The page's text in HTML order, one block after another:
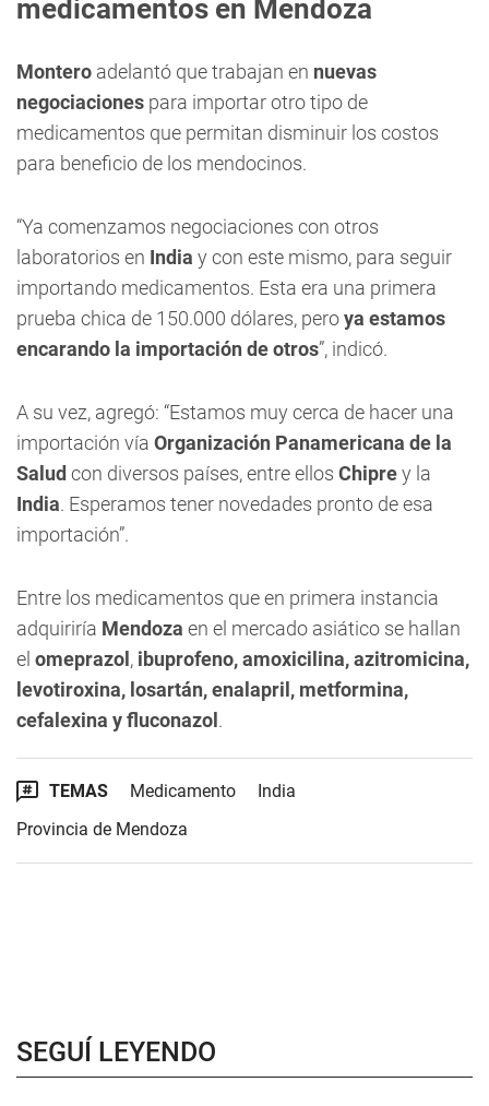
medicamentos en Mendoza
Montero adelantó que trabajan en nuevas
negociaciones para importar otro tipo de
medicamentos que permitan disminuir los costos
para beneficio de los mendocinos.
“Ya comenzamos negociaciones con otros
laboratorios en India y con este mismo, para seguir
importando medicamentos. Esta era una primera
prueba chica de 150.000 dólares, peroya estamos
encarando la importación de otros”, indicó.
A su vez, agregó: “Estamos muy cerca de hacer una
importación vía Organización Panamericana de la
Saludcon diversos países, entre ellos Chiprey la
India. Esperamos tener novedades pronto de esa
importación”.
Entre los medicamentos que en primera instancia
adquiriría Mendoza en el mercado asiático se hallan
el omeprazol, ibuprofeno, amoxicilina, azitromicina,
levotiroxina, losartán, enalapril, metformina,
cefalexina y fluconazol.
TEMAS Medicamento
India
Provincia de Mendoza
SEGUÍ LEYENDO